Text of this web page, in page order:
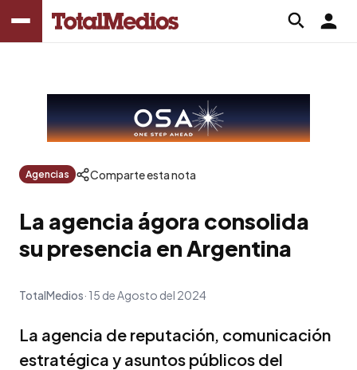
Agencias Comparte esta nota
La agencia ágora consolida
su presencia en Argentina
TotalMedios 15 de Agosto del 2024
La agencia de reputación, comunicación
estratégica y asuntos públicos del